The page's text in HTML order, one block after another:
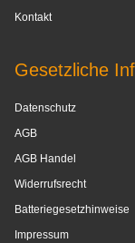
Kontakt
Gesetzliche
Datenschutz
AGB
AGB Handel
Widerrufsrecht
Batteriegesetzhinweise
Impressum